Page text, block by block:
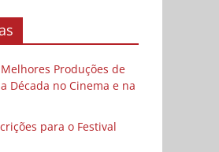
Produções de
Década no Cinema e na
para o Festival